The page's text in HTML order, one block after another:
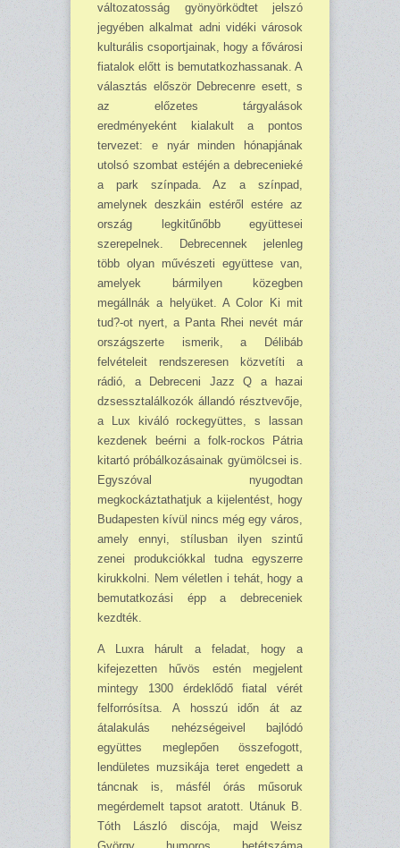
változatosság gyö­nyör­ködtet jelszó
jegyében alkalmat adni vidéki városok
kulturális csoportjainak, hogy a fő­városi
fiatalok előtt is bemutatkozhassanak. A
választás először Debrecenre esett, s
az elő­ze­tes tárgyalások
eredményeként kialakult a pontos
tervezet: e nyár minden hónapjának
utolsó szombat estéjén a debrecenieké
a park színpada. Az a színpad,
amelynek deszkáin estéről estére az
ország legkitűnőbb együttesei
szerepelnek. Debrecennek jelenleg
több olyan mű­vészeti együttese van,
amelyek bármilyen közegben
megállnák a helyüket. A Color Ki mit
tud?-ot nyert, a Panta Rhei nevét már
országszerte ismerik, a Délibáb
felvételeit rendszeresen közvetíti a
rádió, a Debreceni Jazz Q a hazai
dzsessztalálkozók állandó résztvevője,
a Lux ki­váló rockegyüttes, s lassan
kezdenek beérni a folk-rockos Pátria
kitartó próbálkozásainak gyümölcsei is.
Egyszóval nyugodtan
megkockáztathatjuk a kijelentést, hogy
Budapesten kívül nincs még egy város,
amely ennyi, stílusban ilyen szintű
zenei produkciókkal tudna egyszerre
kirukkolni. Nem véletlen i tehát, hogy a
bemutatkozási épp a debreceniek
kezdték.
A Luxra hárult a feladat, hogy a
kifejezetten hűvös estén megjelent
mintegy 1300 érdeklődő fiatal vérét
felforrósítsa. A hosszú időn át az
átalakulás nehézségeivel bajlódó
együttes meglepően összefogott,
lendületes muzsikája teret engedett a
táncnak is, másfél órás műsoruk
megérdemelt tapsot aratott. Utánuk B.
Tóth László discója, majd Weisz